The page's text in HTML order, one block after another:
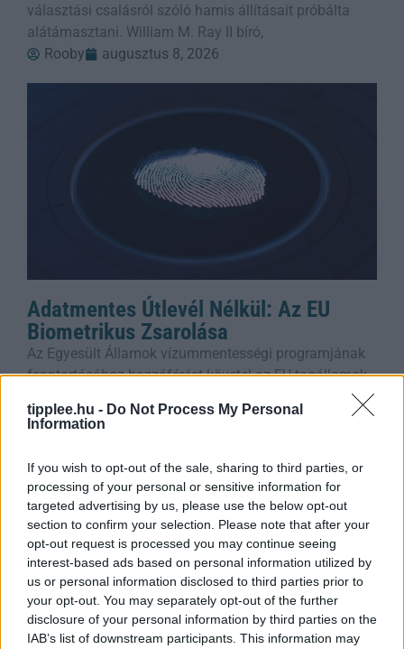
tipplee.hu - Do Not Process My Personal
Information
If you wish to opt-out of the sale, sharing to third parties, or
processing of your personal or sensitive information for
targeted advertising by us, please use the below opt-out
section to confirm your selection. Please note that after your
opt-out request is processed you may continue seeing
interest-based ads based on personal information utilized by
us or personal information disclosed to third parties prior to
your opt-out. You may separately opt-out of the further
disclosure of your personal information by third parties on the
IAB’s list of downstream participants. This information may
választási csalásról szóló hamis állításait próbálta
alátámasztani. William M. Ray II bíró,
Rooby
augusztus 8, 2026
Adatmentes Útlevél Nélkül: Az EU
Biometrikus Zsarolása
Az Egyesült Államok vízummentességi programjának
fenntartásához hozzáférést követel az EU-tagállamok
zsarolásnak minősül az utazók profilozása és
Rooby
augusztus 8, 2026